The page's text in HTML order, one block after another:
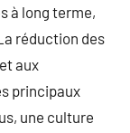
à long terme,
réduction des
aux
principaux
une culture